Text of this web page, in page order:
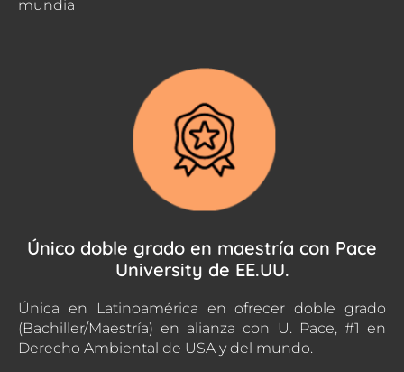
mundia
Único doble grado en maestría con Pace
University de EE.UU.
Única en Latinoamérica en ofrecer doble grado
(Bachiller/Maestría) en alianza con U. Pace, #1 en
Derecho Ambiental de USA y del mundo.